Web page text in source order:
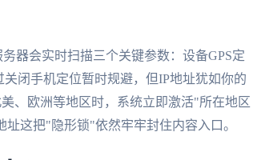
器会实时扫描三个关键参数：设备GPS定
闭手机定位暂时规避，但IP地址犹如你的
、欧洲等地区时，系统立即激活"所在地区
这把"隐形锁"依然牢牢封住内容入口。